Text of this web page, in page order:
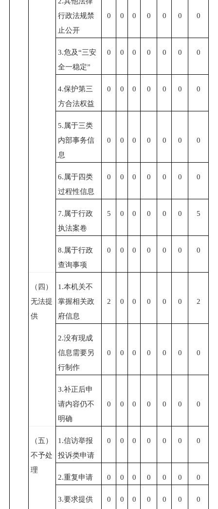
行政法规禁
止公开
0 0 0 0 0 0 0
3.危及“三安
全一稳定”
0 0 0 0 0 0 0
4.保护第三
方合法权益
0 0 0 0 0 0 0
5.属于三类
内部事务信
息
0 0 0 0 0 0 0
6.属于四类
过程性信息
0 0 0 0 0 0 0
7.属于行政
执法案卷
5 0 0 0 0 0 5
8.属于行政
查询事项
0 0 0 0 0 0 0
（四）
无法提
供
1.本机关不
掌握相关政
府信息
2 0 0 0 0 0 2
2.没有现成
信息需要另
行制作
0 0 0 0 0 0 0
3.补正后申
请内容仍不
明确
0 0 0 0 0 0 0
（五）
不予处
理
1.信访举报
投诉类申请
0 0 0 0 0 0 0
2.重复申请 0 0 0 0 0 0 0
3.要求提供
0 0 0 0 0 0 0